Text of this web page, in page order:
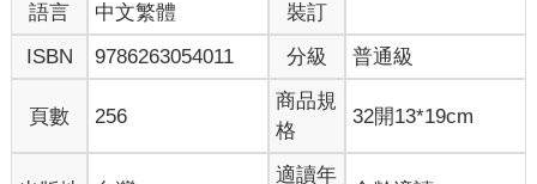
語言 中文繁體
裝訂
ISBN
9786263054011 分級 普通級
頁數 256
商品規
格
32開13*19cm
適讀年